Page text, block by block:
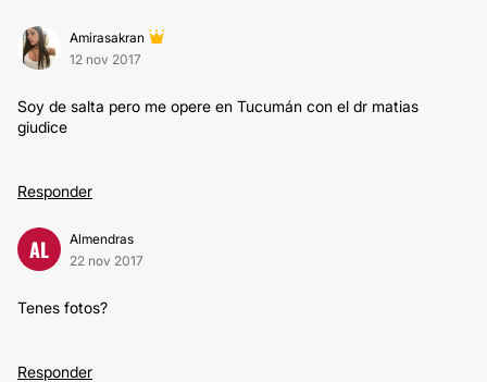
Amirasakran
12 nov 2017
Soy de salta pero me opere en Tucumán con el dr matias
giudice
Responder
AL
Almendras
22 nov 2017
Tenes fotos?
Responder